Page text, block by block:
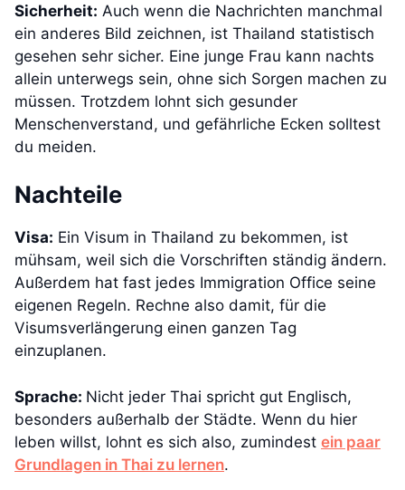
Sicherheit: Auch wenn die Nachrichten manchmal
ein anderes Bild zeichnen, ist Thailand statistisch
gesehen sehr sicher. Eine junge Frau kann nachts
allein unterwegs sein, ohne sich Sorgen machen zu
müssen. Trotzdem lohnt sich gesunder
Menschenverstand, und gefährliche Ecken solltest
du meiden.
Nachteile
Visa: Ein Visum in Thailand zu bekommen, ist
mühsam, weil sich die Vorschriften ständig ändern.
Außerdem hat fast jedes Immigration Office seine
eigenen Regeln. Rechne also damit, für die
Visumsverlängerung einen ganzen Tag
einzuplanen.
Sprache: Nicht jeder Thai spricht gut Englisch,
besonders außerhalb der Städte. Wenn du hier
leben willst, lohnt es sich also, zumindest ein paar
Grundlagen in Thai zu lernen.